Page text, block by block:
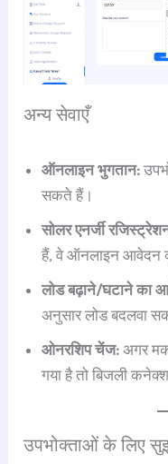
अन्य सेवाएँ
ऑनलाइन भुगतान:
सकते हैं।
सोलर एनर्जी
हैं, वे ऑनलाइन आवेदन
लोड बढ़ाने/घटाने का
अनुसार लोड बदलवा
ओनरशिप चेंज: अगर
गया है तो बिजली
उपभोक्ताओं के लिए